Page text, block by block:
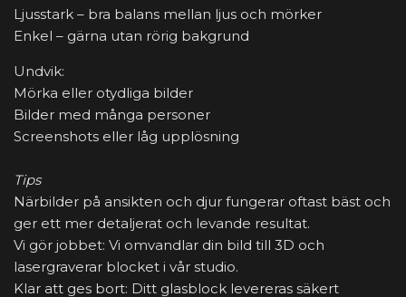
Ljusstark – bra balans mellan ljus och mörker
Enkel – gärna utan rörig bakgrund
Undvik:
Mörka eller otydliga bilder
Bilder med många personer
Screenshots eller låg upplösning
Tips
Närbilder på ansikten och djur fungerar oftast bäst och
ger ett mer detaljerat och levande resultat.
Vi gör jobbet: Vi omvandlar din bild till 3D och
lasergraverar blocket i vår studio.
Klar att ges bort: Ditt glasblock levereras säkert